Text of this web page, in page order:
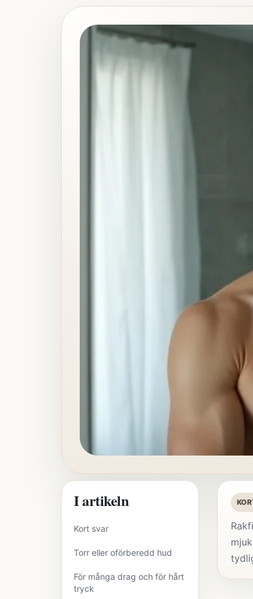
I artikeln
Kort svar
Torr eller oförberedd hud
För många drag och för hårt
tryck